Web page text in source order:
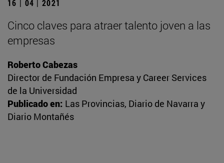
16 | 04 | 2021
Cinco claves para atraer talento joven a las
empresas
Roberto Cabezas
Director de Fundación Empresa y Career Services
de la Universidad
Publicado en: Las Provincias, Diario de Navarra y
Diario Montañés